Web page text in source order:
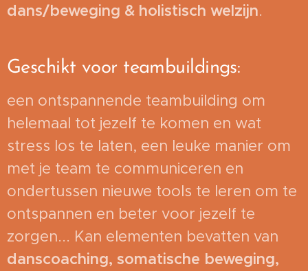
dans/beweging & holistisch welzijn.
Geschikt voor teambuildings:
een ontspannende teambuilding om
helemaal tot jezelf te komen en wat
stress los te laten, een leuke manier om
met je team te communiceren en
ondertussen nieuwe tools te leren om te
ontspannen en beter voor jezelf te
zorgen... Kan elementen bevatten van
danscoaching, somatische beweging,